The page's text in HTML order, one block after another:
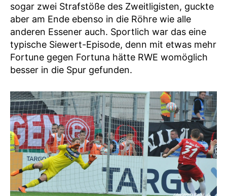
sogar zwei Strafstöße des Zweitligisten, guckte
aber am Ende ebenso in die Röhre wie alle
anderen Essener auch. Sportlich war das eine
typische Siewert-Episode, denn mit etwas mehr
Fortune gegen Fortuna hätte RWE womöglich
besser in die Spur gefunden.